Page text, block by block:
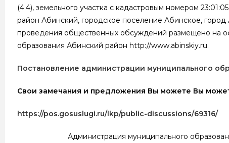
(4.4), земельного участка с кадастровым номером
район Абинский, городское поселение Абинское,
проведения общественных обсуждений размещено на
образования Абинский район http://www.abinskiy.ru.
Постановление администрации муниципального
Свои замечания и предложения Вы можете Вы
https://pos.gosuslugi.ru/lkp/public-discussions/69316/
Администрация муниципального